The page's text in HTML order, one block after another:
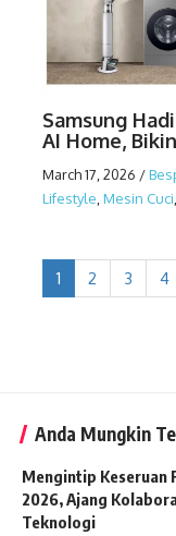
Samsung
AI Home,
March 17, 2026 /
Lifestyle Mesin Cuci
1 2 3 4
Anda Mungkin
Mengintip Keseruan
2026, Ajang
Teknologi